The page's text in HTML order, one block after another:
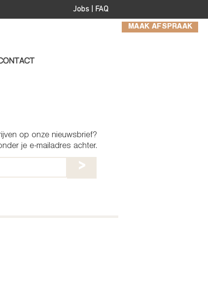
MAAK AFSPRAAK
Jobs | FAQ
>
op onze nieuwsbrief?
je e-mailadres achter.